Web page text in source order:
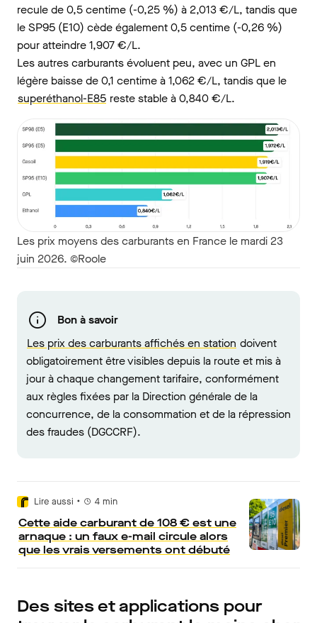
recule de 0,5 centime (-0,25 %) à 2,013 €/L, tandis que
le SP95 (E10) cède également 0,5 centime (-0,26 %)
pour atteindre 1,907 €/L.
Les autres carburants évoluent peu, avec un GPL en
légère baisse de 0,1 centime à 1,062 €/L, tandis que le
superéthanol-E85 reste stable à 0,840 €/L.
Les prix moyens des carburants en France le mardi 23
juin 2026. ©Roole
Bon à savoir
Les prix des carburants affichés en station doivent
obligatoirement être visibles depuis la route et mis à
jour à chaque changement tarifaire, conformément
aux règles fixées par la Direction générale de la
concurrence, de la consommation et de la répression
des fraudes (DGCCRF).
Lire aussi • 4 min
Cette aide carburant de 108 € est une
arnaque : un faux e-mail circule alors
que les vrais versements ont débuté
Des sites et applications pour